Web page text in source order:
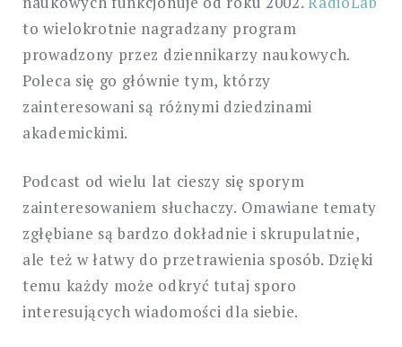
to wielokrotnie nagradzany program
prowadzony przez dziennikarzy naukowych.
Poleca się go głównie tym, którzy
zainteresowani są różnymi dziedzinami
akademickimi.
Podcast od wielu lat cieszy się sporym
zainteresowaniem słuchaczy. Omawiane tematy
zgłębiane są bardzo dokładnie i skrupulatnie,
ale też w łatwy do przetrawienia sposób. Dzięki
temu każdy może odkryć tutaj sporo
interesujących wiadomości dla siebie.